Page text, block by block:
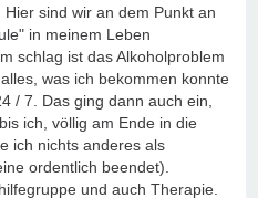
sind wir an dem Punkt an
in meinem Leben
schlag ist das Alkoholproblem
was ich bekommen konnte
/ 7. Das ging dann auch ein,
ich, völlig am Ende in die
ich nichts anderes als
ordentlich beendet).
und auch Therapie.